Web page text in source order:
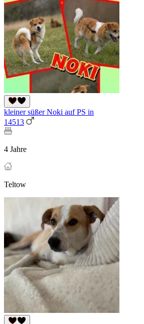
kleiner süßer Noki auf PS in
14513
4 Jahre
Teltow